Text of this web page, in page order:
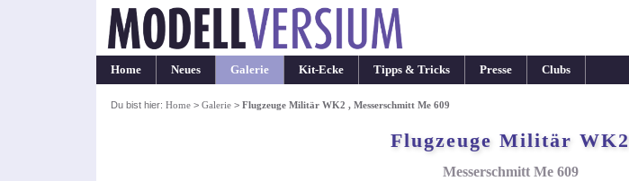
Home Neues Galerie Kit-Ecke Tipps & Tricks Presse Clubs
Du bist hier: Home> Galerie> Flugzeuge Militär WK2 , Messerschmitt Me 609
Flugzeuge Militär WK2
Messerschmitt Me 609